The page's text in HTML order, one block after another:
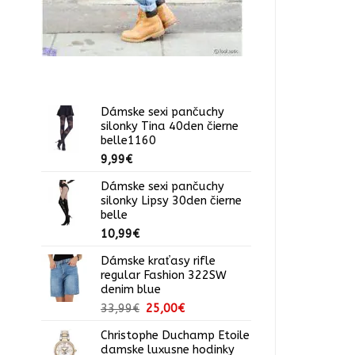
Dámske sexi pančuchy
silonky Tina 40den čierne
belle1160
9,99€
Dámske sexi pančuchy
silonky Lipsy 30den čierne
belle
10,99€
Dámske kraťasy rifle
regular Fashion 322SW
denim blue
33,99€ Pôvodná
bola:
25,00€Aktuálna
je:
Christophe Duchamp Etoile
damske luxusne hodinky